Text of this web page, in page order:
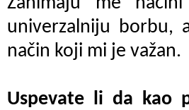
univerzalniju borbu,
način koji mi je važan.
Uspevate li da kao